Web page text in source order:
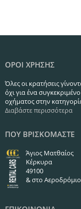
ΟΡΟΙ ΧΡΗΣΗΣ
Όλες οι κρατήσεις
όχι για ένα
οχήματος στην
Διαβάστε περισσότερα
ΠΟΥ ΒΡΙΣΚΟΜΑΣΤΕ
Άγιος Ματθαίος
Κέρκυρα
49100
& στο